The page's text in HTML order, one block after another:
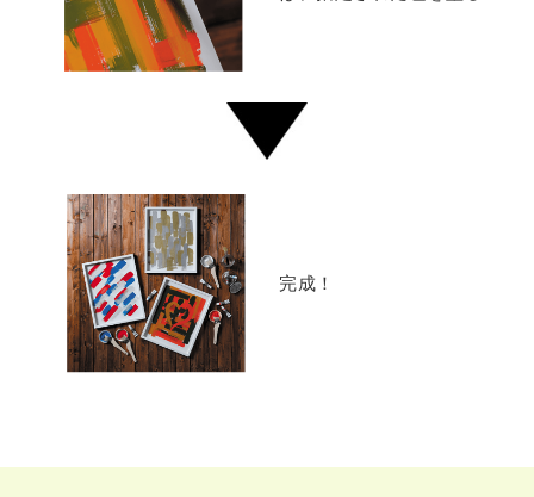
完成！